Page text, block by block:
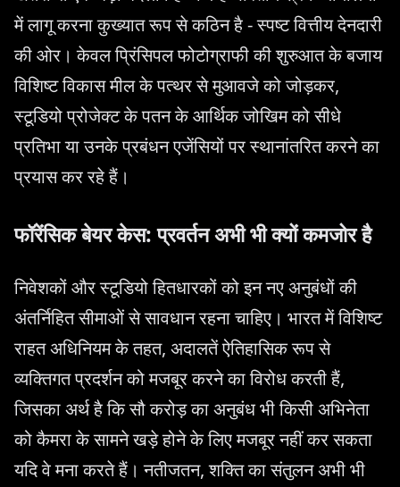
में लागू करना कुख्यात रूप से कठिन है - स्पष्ट वित्तीय देनदारी
की ओर। केवल प्रिंसिपल फोटोग्राफी की शुरुआत के बजाय
विशिष्ट विकास मील के पत्थर से मुआवजे को जोड़कर,
स्टूडियो प्रोजेक्ट के पतन के आर्थिक जोखिम को सीधे
प्रतिभा या उनके प्रबंधन एजेंसियों पर स्थानांतरित करने का
प्रयास कर रहे हैं।
फॉरेंसिक बेयर केस: प्रवर्तन अभी भी क्यों कमजोर है
निवेशकों और स्टूडियो हितधारकों को इन नए अनुबंधों की
अंतर्निहित सीमाओं से सावधान रहना चाहिए। भारत में विशिष्ट
राहत अधिनियम के तहत, अदालतें ऐतिहासिक रूप से
व्यक्तिगत प्रदर्शन को मजबूर करने का विरोध करती हैं,
जिसका अर्थ है कि सौ करोड़ का अनुबंध भी किसी अभिनेता
को कैमरा के सामने खड़े होने के लिए मजबूर नहीं कर सकता
यदि वे मना करते हैं। नतीजतन, शक्ति का संतुलन अभी भी